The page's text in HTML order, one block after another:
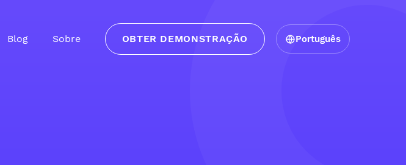
Blog Sobre OBTER DEMONSTRAÇÃO Português